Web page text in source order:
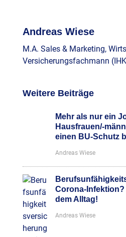
Andreas Wiese
M.A. Sales & Marketing,
Versicherungsfachmann
Weitere Beiträge
Mehr als nur ein
Hausfrauen/-
einen BU-Schutz
Andreas Wiese
Corona-
dem Alltag!
Andreas Wiese